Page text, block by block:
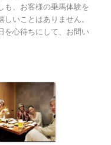
も、お客様の乗馬体験を
いことはありません。
を心待ちにして、お問い